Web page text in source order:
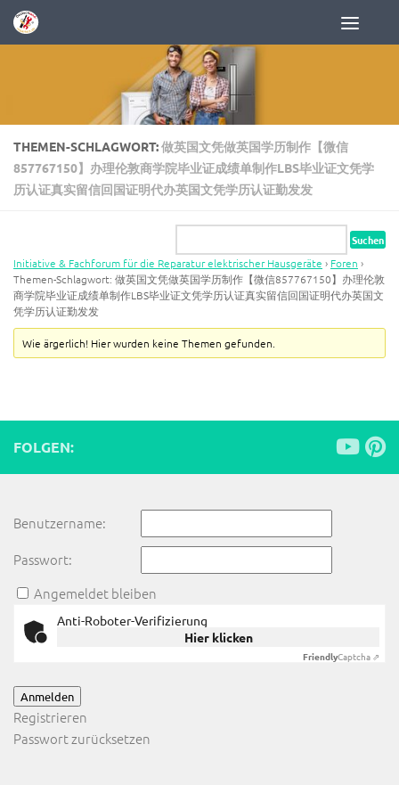
Zum Inhalt springen
THEMEN-SCHLAGWORT:做英国文凭做英国学历制作【微信
857767150】办理伦敦商学院毕业证成绩单制作LBS毕业证文凭学
历认证真实留信回国证明代办英国文凭学历认证勤发发
Initiative & Fachforum für die Reparatur elektrischer Hausgeräte › Foren ›
Themen-Schlagwort: 做英国文凭做英国学历制作【微信857767150】办理伦敦
商学院毕业证成绩单制作LBS毕业证文凭学历认证真实留信回国证明代办英国文
凭学历认证勤发发
Wie ärgerlich! Hier wurden keine Themen gefunden.
FOLGEN:
Benutzername:
Passwort:
Angemeldet bleiben
Anti-Roboter-Verifizierung
Hier klicken
FriendlyCaptcha ⇗
Anmelden
Registrieren
Passwort zurücksetzen